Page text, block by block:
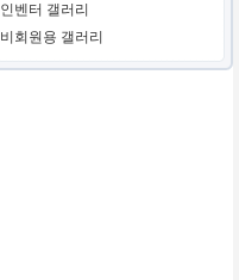
인벤터 갤러리
비회원용 갤러리